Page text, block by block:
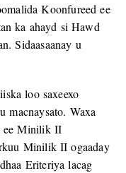
Koonfureed ee
ka ahayd si Hawd
Sidaasaanay u
loo saxeexo
macnaysato. Waxa
ee Minilik II
Minilik II ogaaday
Eriteriya lacag